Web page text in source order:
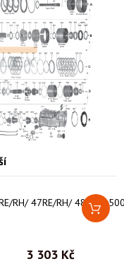
3 303 Kč